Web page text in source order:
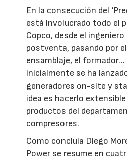
En la consecución del
está involucrado todo el
Copco, desde el
postventa, pasando por
ensamblaje, el formador…
inicialmente se ha
generadores on-site y
idea es hacerlo
productos del
compresores.
Como concluía Diego
Power se resume en